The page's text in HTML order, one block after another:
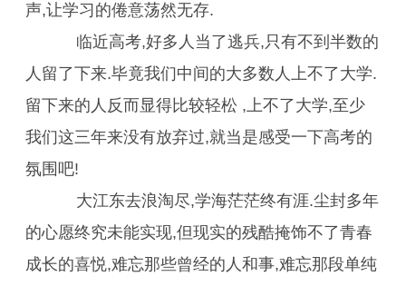
声,让学习的倦意荡然无存.
临近高考,好多人当了逃兵,只有不到半数的
人留了下来.毕竟我们中间的大多数人上不了大学.
留下来的人反而显得比较轻松 ,上不了大学,至少
我们这三年来没有放弃过,就当是感受一下高考的
氛围吧!
大江东去浪淘尽,学海茫茫终有涯.尘封多年
的心愿终究未能实现,但现实的残酷掩饰不了青春
成长的喜悦,难忘那些曾经的人和事,难忘那段单纯